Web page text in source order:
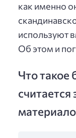
как именно
используют
Об этом и
Что такое